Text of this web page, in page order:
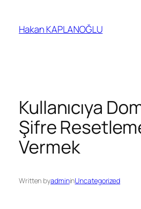
Hakan KAPLANOĞLU
Kullanıcıya
Şifre
Vermek
Written byadmininUncategorized